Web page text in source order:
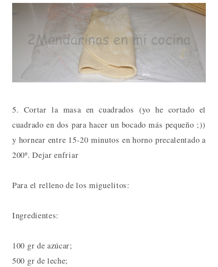
5. Cortar la masa en cuadrados (yo he cortado el
cuadrado en dos para hacer un bocado más pequeño ;))
y hornear entre 15-20 minutos en horno precalentado a
200º. Dejar enfriar
Para el relleno de los miguelitos:
Ingredientes:
100 gr de azúcar;
500 gr de leche;